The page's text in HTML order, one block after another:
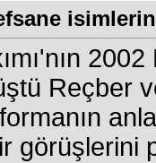
Reçber
görüşlerini